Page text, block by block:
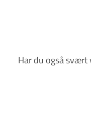
Har du også svært